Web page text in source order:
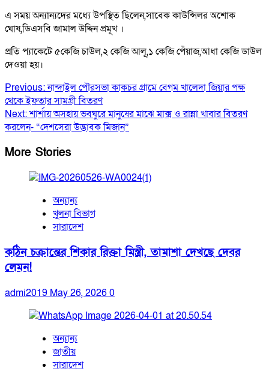
এ সময় অন্যান্যদের মধ্যে উপস্থিত ছিলেন,সাবেক কাউন্সিলর অশোক
ঘোষ,ডিএসবি জামাল উদ্দিন প্রমূখ ।
প্রতি প্যাকেটে ৫কেজি চাউল,২ কেজি আলূ,১ কেজি পেঁয়াজ,আধা কেজি ডাউল
দেওয়া হয়।
Post
navigation
Previous:নান্দাইল পৌরসভা কাকচর গ্রামে বেগম খালেদা জিয়ার পক্ষ
থেকে ইফতার সামগ্রী বিতরণ
Next:শার্শায় অসহায় ভবঘুরে মানুষের মাঝে মাক্স ও রান্না খাবার বিতরণ
করলেন- “দেশসেরা উদ্ভাবক মিজান”
More Stories
অন্যান্য
খুলনা বিভাগ
সারাদেশ
কঠিন চক্রান্তের শিকার রিক্তা মিস্ত্রী, তামাশা দেখছে দেবর
লেমন!
admi2019 May 26, 20260
অন্যান্য
জাতীয়
সারাদেশ